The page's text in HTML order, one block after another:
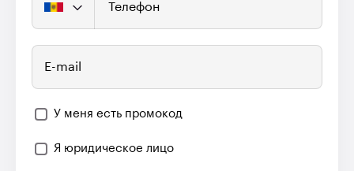
Телефон
E-mail
У меня есть промокод
Я юридическое лицо